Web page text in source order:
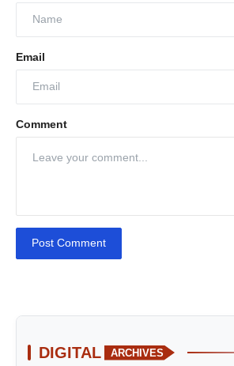
Email
Comment
Post Comment
DIGITAL ARCHIVES